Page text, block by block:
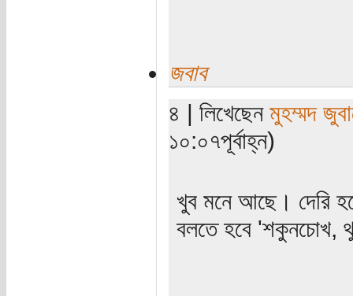
জবাব
৪ | লিখেছেন মুহম্মদ
১০:০৭পূর্বাহ্ন)
খুব মনে আছে। দেরি
বলতে হবে 'শকুনচোখ,